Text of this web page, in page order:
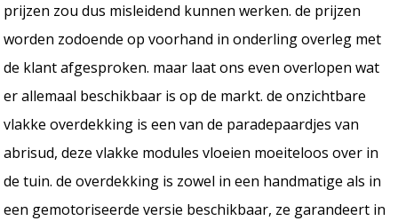
prijzen zou dus misleidend kunnen werken. de prijzen
worden zodoende op voorhand in onderling overleg met
de klant afgesproken. maar laat ons even overlopen wat
er allemaal beschikbaar is op de markt. de onzichtbare
vlakke overdekking is een van de paradepaardjes van
abrisud, deze vlakke modules vloeien moeiteloos over in
de tuin. de overdekking is zowel in een handmatige als in
een gemotoriseerde versie beschikbaar, ze garandeert in